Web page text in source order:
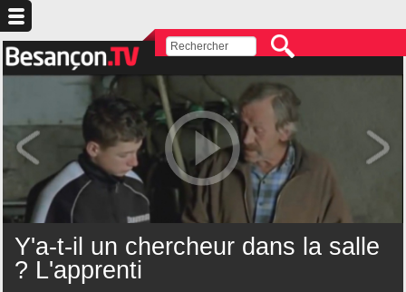
Y'a-t-il un chercheur dans la salle
? L'apprenti